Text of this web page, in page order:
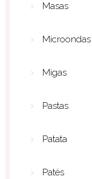
Masas
Microondas
Migas
Pastas
Patata
Patés